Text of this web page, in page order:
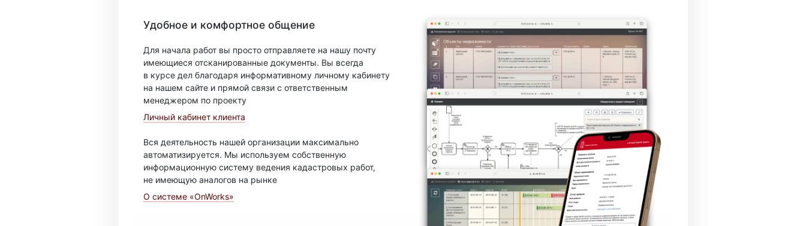
Удобное и комфортное общение
Для начала работ вы просто отправляете на нашу почту
имеющиеся отсканированные документы. Вы всегда
в курсе дел благодаря информативному личному кабинету
на нашем сайте и прямой связи с ответственным
менеджером по проекту
Личный кабинет клиента
Вся деятельность нашей организации максимально
автоматизируется. Мы используем собственную
информационную систему ведения кадастровых работ,
не имеющую аналогов на рынке
О системе «OnWorks»